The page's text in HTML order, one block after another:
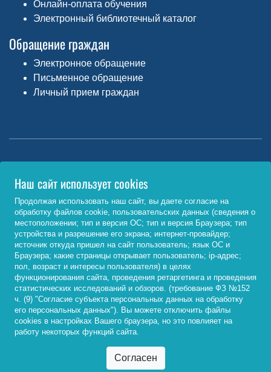
Онлайн-оплата обучения
Электронный библиотечный каталог
Обращение граждан
Электронное обращение
Письменное обращение
Личный прием граждан
Министерство науки и высшего образования РФ
http://www.minobrnauki.gov.ru/
Министерство просвещения РФ
https://edu.gov.ru/
Федеральный портал «Российское образование»
http://www.edu.ru/
© 2026, ФГБОУ ВО «Байкальский государственный
университет»
Наш сайт использует cookies
Продолжая использовать наш сайт, вы даете согласие на
обработку файлов cookie, пользовательских данных (сведения о
местоположении; тип и версия ОС; тип и версия Браузера; тип
устройства и разрешение его экрана; интернет-провайдер;
источник откуда пришел на сайт пользователь; язык ОС и
Браузера; какие страницы открывает пользователь; ip-адрес;
пол, возраст и интересы пользователя) в целях
функционирования сайта, проведения ретаргетинга и проведения
статистических исследований и обзоров. (требование ФЗ №152
ч. (9) "Согласие субъекта персональных данных на обработку
его персональных данных"). Вы можете отключить файлы
cookies в настройках Вашего браузера, но это повлияет на
работу некоторых функций сайта.